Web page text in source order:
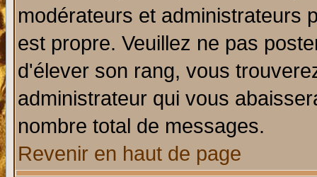
modérateurs et administrateurs
est propre. Veuillez ne pas
d'élever son rang, vous
administrateur qui vous
nombre total de messages.
Revenir en haut de page